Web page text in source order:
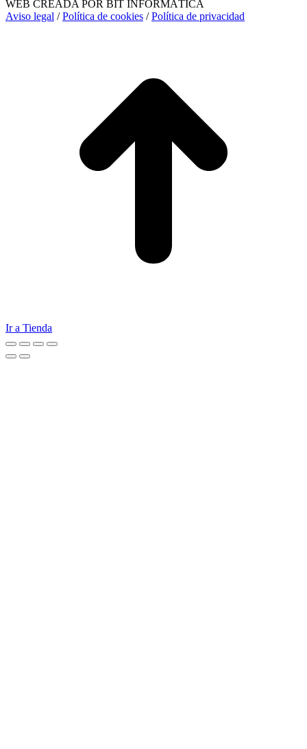
WEB CREADA POR BIT INFORMÁTICA
Aviso legal /Política de cookies /Política de privacidad
Ir a Tienda